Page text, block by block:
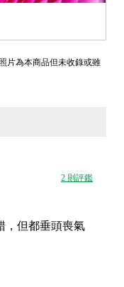
片為本商品但未收錄或雖
2 則評鑑
，但都垂頭喪氣